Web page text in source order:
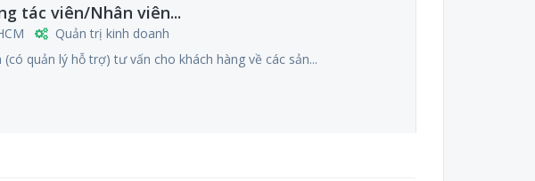
tác viên/Nhân viên...
Quản trị kinh doanh
quản lý hỗ trợ) tư vấn cho khách hàng về các sản...